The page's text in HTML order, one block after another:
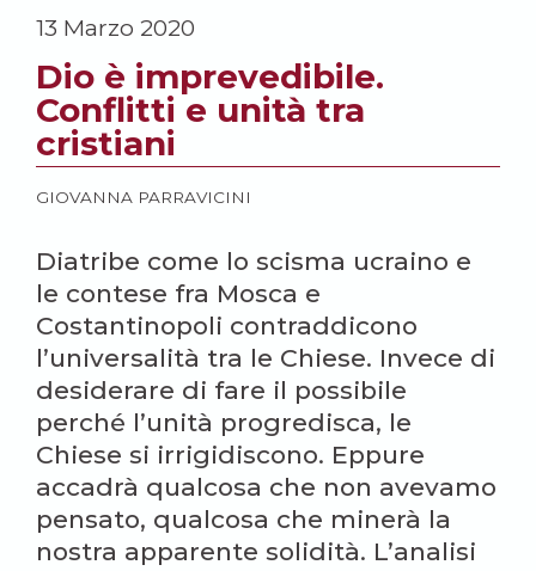
13 Marzo 2020
Dio è imprevedibile.
Conflitti e unità tra
cristiani
GIOVANNA PARRAVICINI
Diatribe come lo scisma ucraino e
le contese fra Mosca e
Costantinopoli contraddicono
l’universalità tra le Chiese. Invece di
desiderare di fare il possibile
perché l’unità progredisca, le
Chiese si irrigidiscono. Eppure
accadrà qualcosa che non avevamo
pensato, qualcosa che minerà la
nostra apparente solidità. L’analisi